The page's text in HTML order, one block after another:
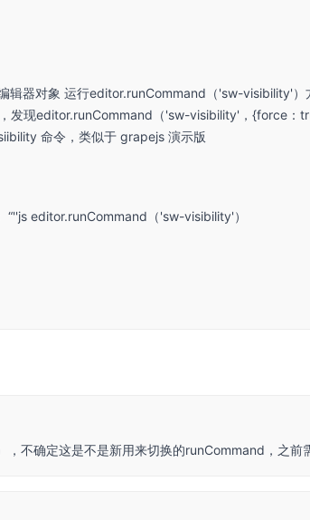
辑器对象 运行editor.runCommand（'sw-visibility'
发现editor.runCommand（'sw-visibility'，{force：
命令，类似于 grapejs 演示版
“''js editor.runCommand（'sw-visibility'）
不确定这是不是新用来切换的runCommand，之前